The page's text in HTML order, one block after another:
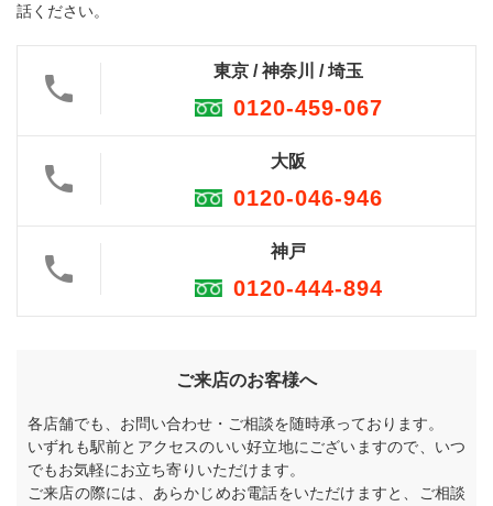
話ください。
東京 / 神奈川 / 埼玉
0120-459-067
大阪
0120-046-946
神戸
0120-444-894
ご来店のお客様へ
各店舗でも、お問い合わせ・ご相談を随時承っております。
いずれも駅前とアクセスのいい好立地にございますので、いつ
でもお気軽にお立ち寄りいただけます。
ご来店の際には、あらかじめお電話をいただけますと、ご相談